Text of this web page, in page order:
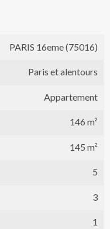
PARIS 16eme (75016)
Paris et alentours
Appartement
146 m²
145 m²
5
3
1